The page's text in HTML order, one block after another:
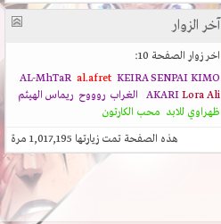
آخر الزوار
اخر زوار الصفحة 10:
AL-MhTaR
al.afret KEIRA SENPAIKIMO
AKARILora Ali الغراب روووح
ريماس الهيثم
ظهراوي للابد
محب الكارتون
هذه الصفحة تمت زيارتها1,017,195مرة